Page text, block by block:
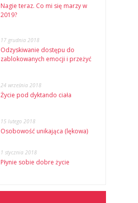
Nagie teraz. Co mi się marzy w
2019?
17 grudnia 2018
Odzyskiwanie dostępu do
zablokowanych emocji i przeżyć
24 września 2018
Życie pod dyktando ciała
15 lutego 2018
Osobowość unikająca (lękowa)
1 stycznia 2018
Płynie sobie dobre życie